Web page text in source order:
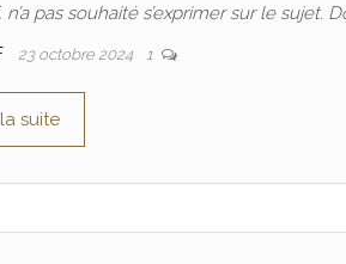
pas souhaité s’exprimer sur le sujet.
23 octobre 2024 1
suite